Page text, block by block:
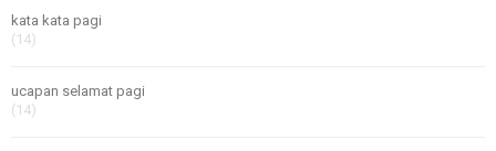
kata kata pagi
(14)
ucapan selamat pagi
(14)